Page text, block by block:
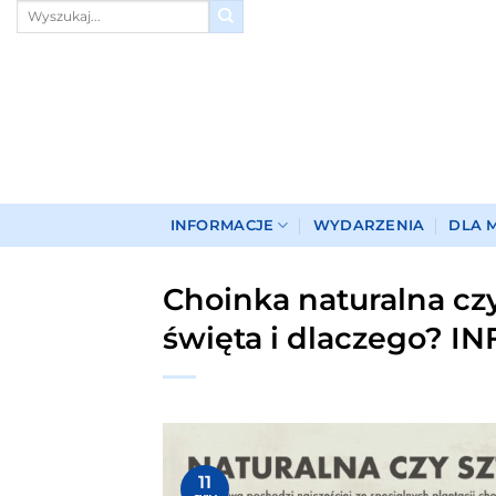
Przewiń
INFORMACJE WYDARZENIA DLA
Choinka naturalna
święta i dlaczego?
11